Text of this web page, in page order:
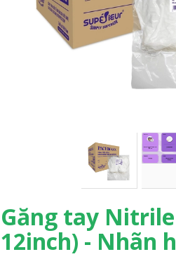
Găng tay
12inch) - Nhãn